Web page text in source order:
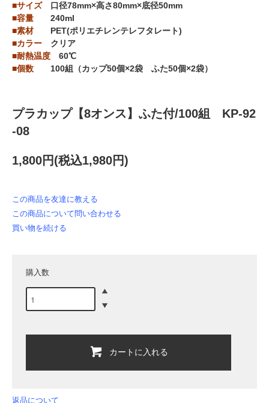
■サイズ口径78mm×高さ80mm×底径50mm
■容量 240ml
■素材PET(ポリエチレンテレフタレート)
■カラー クリア
■耐熱温度 60℃
■個数 100組（カップ50個×2袋 ふた50個×2袋）
プラカップ【8オンス】ふた付/100組 KP-92
-08
1,800円(税込1,980円)
この商品を友達に教える
この商品について問い合わせる
買い物を続ける
購入数
カートに入れる
返品について